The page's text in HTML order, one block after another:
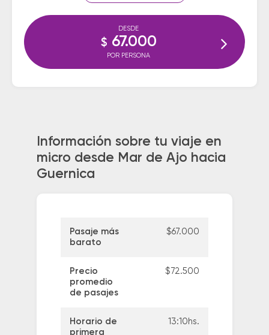
DESDE
$ 67.000
POR PERSONA
Información sobre tu viaje en
micro desde Mar de Ajo hacia
Guernica
Pasaje más
barato
$67.000
Precio
promedio
de pasajes
$72.500
Horario de
primera
13:10hs.